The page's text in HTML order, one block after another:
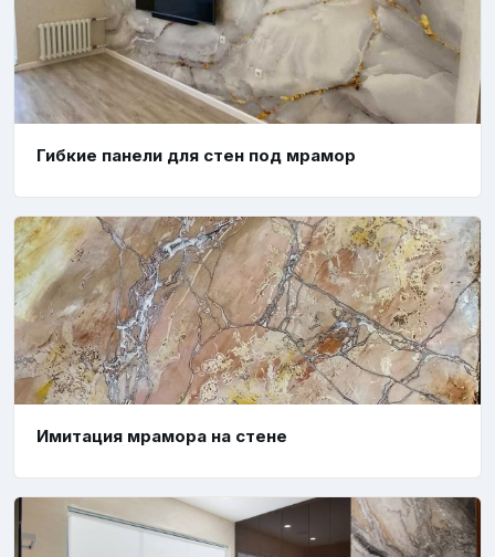
Гибкие панели для стен под мрамор
Имитация мрамора на стене